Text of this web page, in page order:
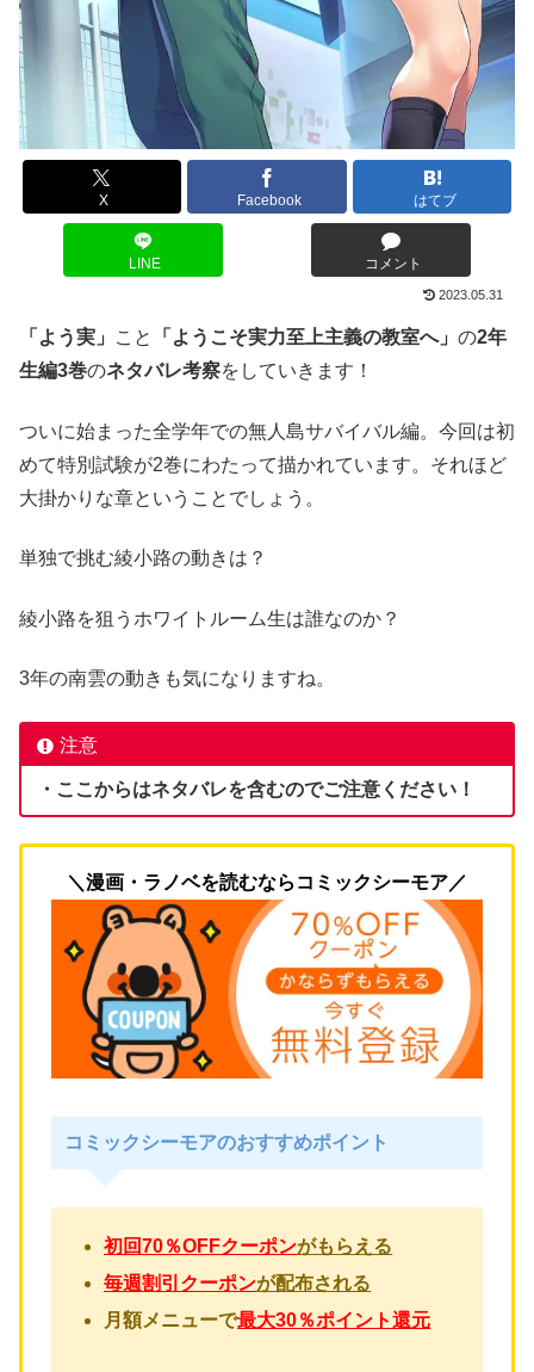
X Facebook はてブ
LINE コメント
2023.05.31
「よう実」 こと 「ようこそ実力至上主義の教室へ」 の2年
生編3巻のネタバレ考察をしていきます！
ついに始まった全学年での無人島サバイバル編。今回は初
めて特別試験が2巻にわたって描かれています。それほど
大掛かりな章ということでしょう。
単独で挑む綾小路の動きは？
綾小路を狙うホワイトルーム生は誰なのか？
3年の南雲の動きも気になりますね。
注意
・ここからはネタバレを含むのでご注意ください！
＼漫画・ラノベを読むならコミックシーモア／
コミックシーモアのおすすめポイント
初回70％OFFクーポンがもらえる
毎週割引クーポンが配布される
月額メニューで最大30％ポイント還元